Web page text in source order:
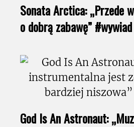
Sonata Arctica: „Przede
o dobrą zabawę” #wywiad
God Is An Astronaut: